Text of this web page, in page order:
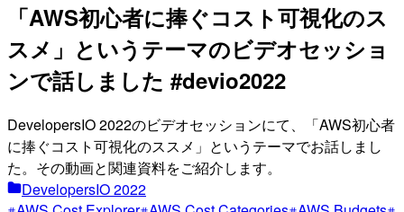
「AWS初心者に捧ぐコスト可視化のス
スメ」というテーマのビデオセッショ
ンで話しました #devio2022
DevelopersIO 2022のビデオセッションにて、「AWS初心者
に捧ぐコスト可視化のススメ」というテーマでお話しまし
た。その動画と関連資料をご紹介します。
DevelopersIO 2022